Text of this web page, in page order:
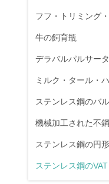
フフ・トリミング
牛の飼育瓶
デラバルパルサー
ミルク・タール・
ステンレス鋼のバ
機械加工された不
ステンレス鋼の円
ステンレス鋼のVAT